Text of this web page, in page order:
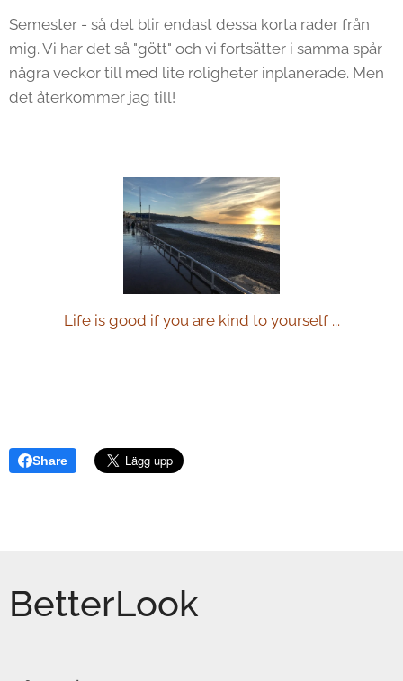
Semester - så det blir endast dessa korta rader från
mig. Vi har det så "gött" och vi fortsätter i samma spår
några veckor till med lite roligheter inplanerade. Men
det återkommer jag till!
Life is good if you are kind to yourself ...
Share
BetterLook